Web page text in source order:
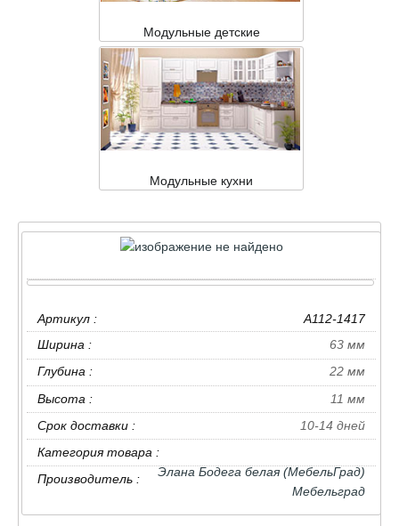
Модульные детские
Модульные кухни
Артикул :
A112-1417
Ширина :
63 мм
Глубина :
22 мм
Высота :
11 мм
Срок доставки :
10-14 дней
Категория товара :
Элана Бодега белая (МебельГрад)
Производитель :
Мебельград